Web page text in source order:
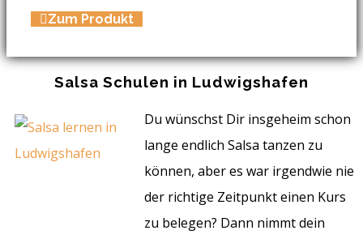
Zum Produkt
Salsa Schulen in Ludwigshafen
Du wünschst Dir insgeheim schon
lange endlich Salsa tanzen zu
können, aber es war irgendwie nie
der richtige Zeitpunkt einen Kurs
zu belegen? Dann nimmt dein